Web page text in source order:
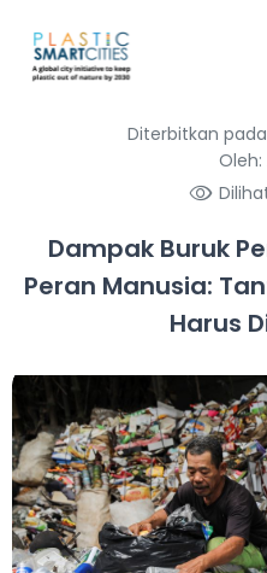
Diterbitkan
Dampak Buruk
Peran Manusia:
Harus
Previous